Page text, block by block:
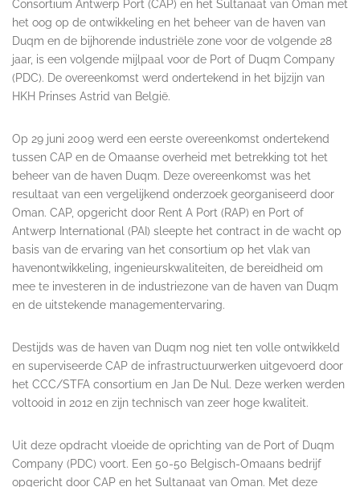
Consortium Antwerp Port (CAP) en het Sultanaat van Oman met
het oog op de ontwikkeling en het beheer van de haven van
Duqm en de bijhorende industriële zone voor de volgende 28
jaar, is een volgende mijlpaal voor de Port of Duqm Company
(PDC). De overeenkomst werd ondertekend in het bijzijn van
HKH Prinses Astrid van België.
Op 29 juni 2009 werd een eerste overeenkomst ondertekend
tussen CAP en de Omaanse overheid met betrekking tot het
beheer van de haven Duqm. Deze overeenkomst was het
resultaat van een vergelijkend onderzoek georganiseerd door
Oman. CAP, opgericht door Rent A Port (RAP) en Port of
Antwerp International (PAI) sleepte het contract in de wacht op
basis van de ervaring van het consortium op het vlak van
havenontwikkeling, ingenieurskwaliteiten, de bereidheid om
mee te investeren in de industriezone van de haven van Duqm
en de uitstekende managementervaring.
Destijds was de haven van Duqm nog niet ten volle ontwikkeld
en superviseerde CAP de infrastructuurwerken uitgevoerd door
het CCC/STFA consortium en Jan De Nul. Deze werken werden
voltooid in 2012 en zijn technisch van zeer hoge kwaliteit.
Uit deze opdracht vloeide de oprichting van de Port of Duqm
Company (PDC) voort. Een 50-50 Belgisch-Omaans bedrijf
opgericht door CAP en het Sultanaat van Oman. Met deze